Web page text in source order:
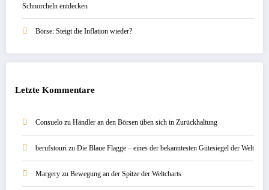
Schnorcheln entdecken
Börse: Steigt die Inflation wieder?
Letzte Kommentare
Consuelo zu Händler an den Börsen üben sich in Zurückhaltung
berufstouri zu Die Blaue Flagge – eines der bekanntesten Gütesiegel der Welt
Margery zu Bewegung an der Spitze der Weltcharts